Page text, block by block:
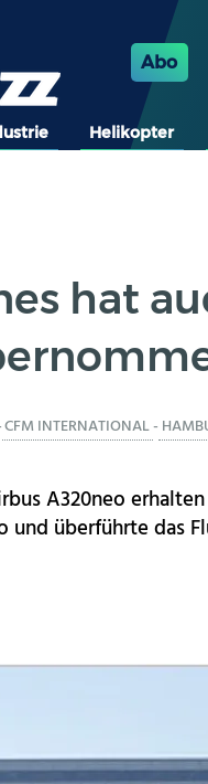
Abo
Helikopter
hat
CFM INTERNATIONAL-
A320neo
und überführte das